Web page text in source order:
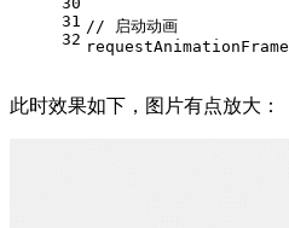
31
32
// 启动动画
requestAnimationFrame
此时效果如下，图片有点放大：